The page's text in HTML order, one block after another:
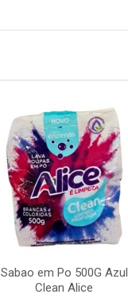
Sabao em Po 500G Azul
Clean Alice